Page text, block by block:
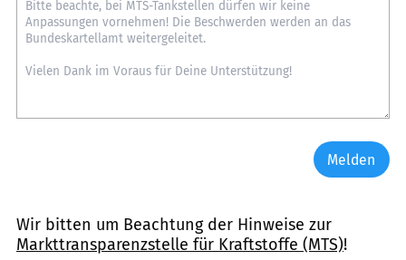
Melden
Wir bitten um Beachtung der Hinweise zur
Markttransparenzstelle für Kraftstoffe (MTS)!